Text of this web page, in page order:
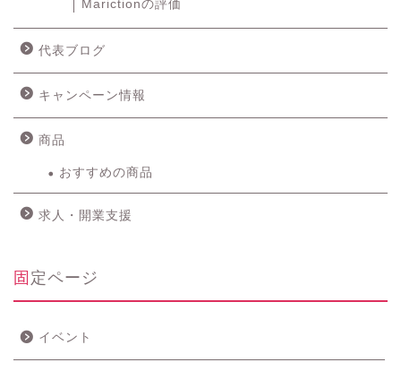
Marictionの評価
代表ブログ
キャンペーン情報
商品
おすすめの商品
求人・開業支援
固定ページ
イベント